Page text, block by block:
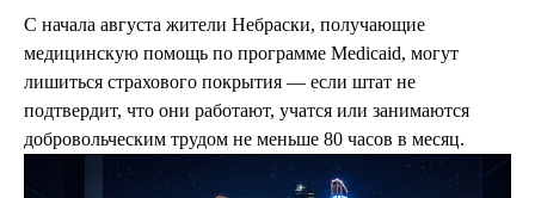
С начала августа жители Небраски, получающие
медицинскую помощь по программе Medicaid, могут
лишиться страхового покрытия — если штат не
подтвердит, что они работают, учатся или занимаются
добровольческим трудом не меньше 80 часов в месяц.